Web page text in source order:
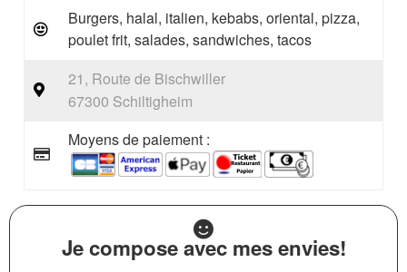
Burgers, halal, italien, kebabs, oriental, pizza,
poulet frit, salades, sandwiches, tacos
21, Route de Bischwiller
67300 Schiltigheim
Moyens de paiement :
Je compose avec mes envies!